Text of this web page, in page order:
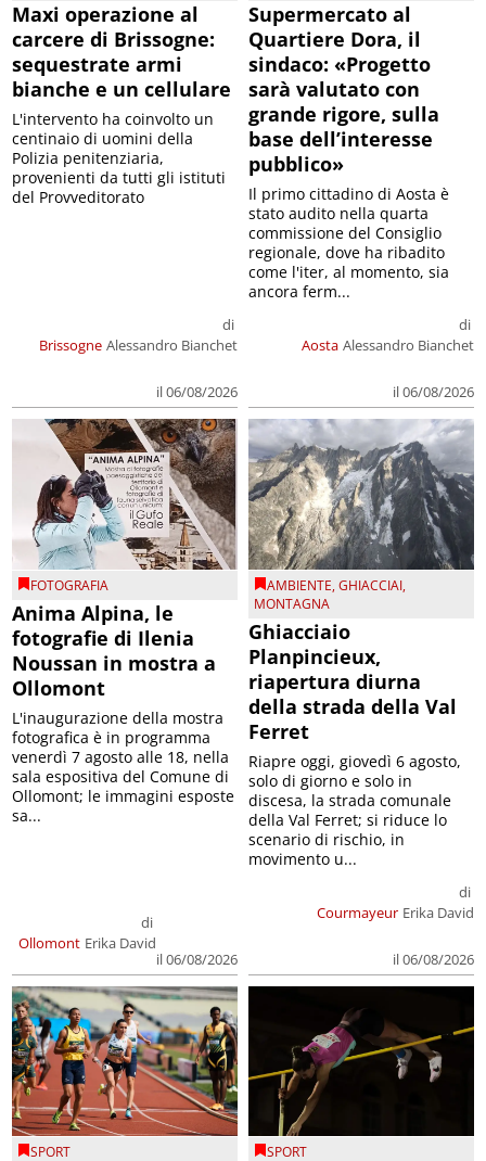
Maxi operazione al
carcere di Brissogne:
sequestrate armi
bianche e un cellulare
Brissogne
di
Alessandro Bianchet
il 06/08/2026
L'intervento ha coinvolto un
centinaio di uomini della
Polizia penitenziaria,
provenienti da tutti gli istituti
del Provveditorato
Supermercato al
Quartiere Dora, il
sindaco: «Progetto
sarà valutato con
grande rigore, sulla
base dell’interesse
pubblico»
Aosta
di
Alessandro Bianchet
il 06/08/2026
Il primo cittadino di Aosta è
stato audito nella quarta
commissione del Consiglio
regionale, dove ha ribadito
come l'iter, al momento, sia
ancora ferm...
FOTOGRAFIA
Anima Alpina, le
fotografie di Ilenia
Noussan in mostra a
Ollomont
Ollomont
di
Erika David
il 06/08/2026
L'inaugurazione della mostra
fotografica è in programma
venerdì 7 agosto alle 18, nella
sala espositiva del Comune di
Ollomont; le immagini esposte
sa...
AMBIENTE,GHIACCIAI,
MONTAGNA
Ghiacciaio
Planpincieux,
riapertura diurna
della strada della Val
Ferret
Courmayeur
di
Erika David
il 06/08/2026
Riapre oggi, giovedì 6 agosto,
solo di giorno e solo in
discesa, la strada comunale
della Val Ferret; si riduce lo
scenario di rischio, in
movimento u...
SPORT SPORT